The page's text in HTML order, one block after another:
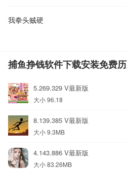
我拳头贼硬
捕鱼挣钱软件下载安装免费
5.269.329 V最新版
大小 96.18
8.139.385 V最新版
大小 9.3MB
4.143.886 V最新版
大小 83.26MB